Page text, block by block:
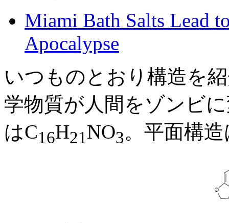
Miami Bath Salts Lead
Apocalypse
いつものとおり構造を
学物質が人間をゾンビ
はC16H21NO3。平面構